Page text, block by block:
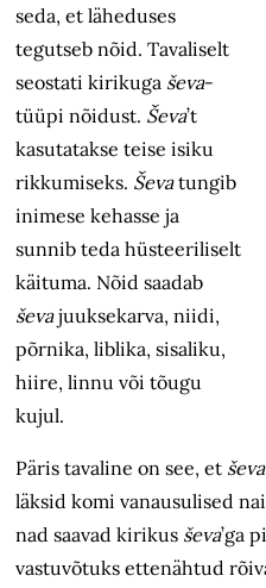
seda, et läheduses
tegutseb nõid. Tavaliselt
seostati kirikuga ševa-
tüüpi nõidust. Ševa’t
kasutatakse teise isiku
rikkumiseks. Ševatungib
inimese kehasse ja
sunnib teda hüsteeriliselt
käituma. Nõid saadab
ševajuuksekarva, niidi,
põrnika, liblika, sisaliku,
hiire, linnu või tõugu
kujul.
Päris tavaline on see, et ševa
läksid komi vanausulised
nad saavad kirikus ševa’ga
vastuvõtuks ettenähtud